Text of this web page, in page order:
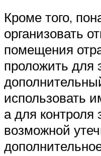
Кроме того,
организовать
помещения
проложить для
использовать
а для контроля
возможной